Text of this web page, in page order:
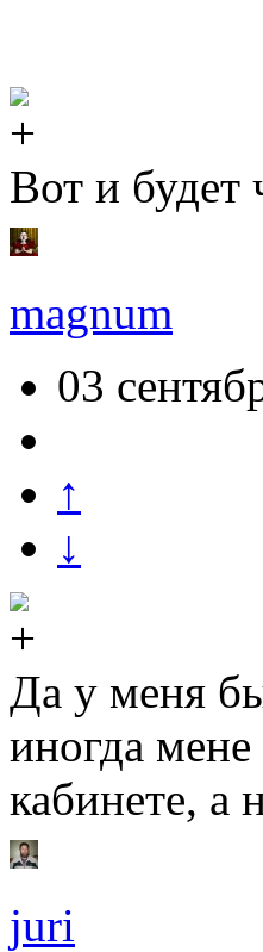
Вот и будет
magnum
03
↑
↓
Да у меня
иногда мене
кабинете, а
juri